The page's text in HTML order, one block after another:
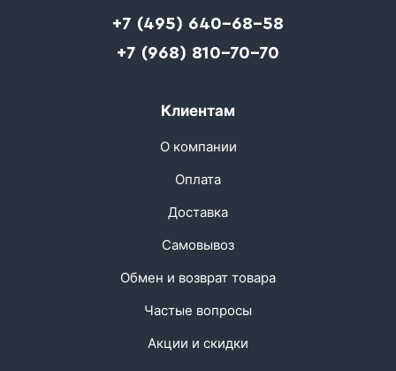
+7 (495) 640-68-58
+7 (968) 810-70-70
Клиентам
О компании
Оплата
Доставка
Самовывоз
Обмен и возврат товара
Частые вопросы
Акции и скидки